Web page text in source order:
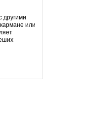
другими
или